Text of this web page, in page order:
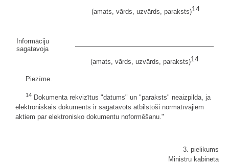
(amats, vārds, uzvārds, paraksts)14
Informāciju
sagatavoja
(amats, vārds, uzvārds, paraksts)14
Piezīme.
14 Dokumenta rekvizītus "datums" un "paraksts" neaizpilda, ja
elektroniskais dokuments ir sagatavots atbilstoši normatīvajiem
aktiem par elektronisko dokumentu noformēšanu."
3. pielikums
Ministru kabineta